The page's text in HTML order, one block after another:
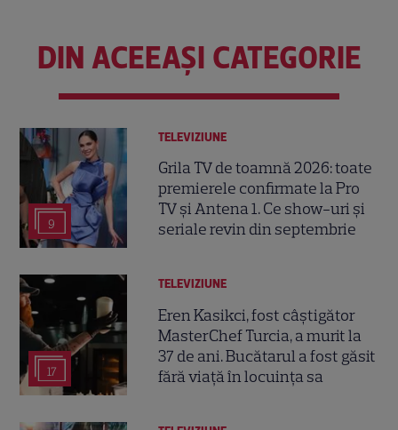
DIN ACEEAȘI CATEGORIE
9
TELEVIZIUNE
Grila TV de toamnă 2026: toate
premierele confirmate la Pro
TV și Antena 1. Ce show-uri și
seriale revin din septembrie
17
TELEVIZIUNE
Eren Kasikci, fost câștigător
MasterChef Turcia, a murit la
37 de ani. Bucătarul a fost găsit
fără viață în locuința sa